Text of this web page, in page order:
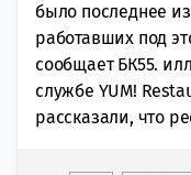
было последнее
работавших под
сообщает БК55.
службе YUM!
рассказали, что